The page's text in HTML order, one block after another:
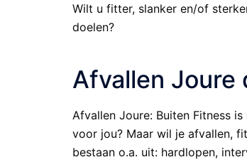
Wilt u fitter, slanker en/of
doelen?
Afvallen Joure
Afvallen Joure: Buiten Fitness
voor jou? Maar wil je afvallen,
bestaan o.a. uit: hardlopen,